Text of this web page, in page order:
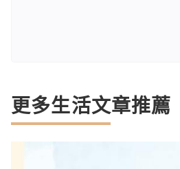
更多生活文章推薦